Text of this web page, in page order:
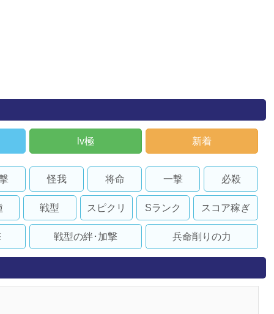
lv極 新着
怪我 将命 一撃 必殺
戦型 スピクリ Sランク スコア稼ぎ
戦型の絆･加撃 兵命削りの力